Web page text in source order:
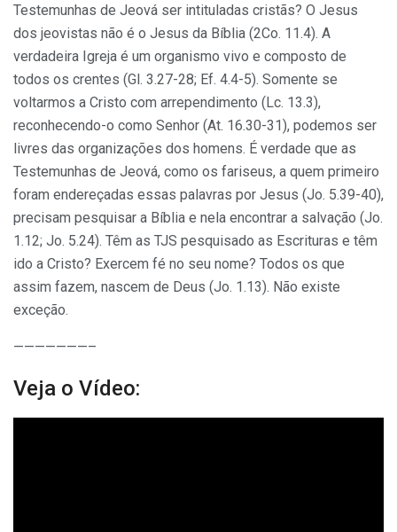
Testemunhas de Jeová ser intituladas cristãs? O Jesus
dos jeovistas não é o Jesus da Bíblia (2Co. 11.4). A
verdadeira Igreja é um organismo vivo e composto de
todos os crentes (Gl. 3.27-28; Ef. 4.4-5). Somente se
voltarmos a Cristo com arrependimento (Lc. 13.3),
reconhecendo-o como Senhor (At. 16.30-31), podemos ser
livres das organizações dos homens. É verdade que as
Testemunhas de Jeová, como os fariseus, a quem primeiro
foram endereçadas essas palavras por Jesus (Jo. 5.39-40),
precisam pesquisar a Bíblia e nela encontrar a salvação (Jo.
1.12; Jo. 5.24). Têm as TJS pesquisado as Escrituras e têm
ido a Cristo? Exercem fé no seu nome? Todos os que
assim fazem, nascem de Deus (Jo. 1.13). Não existe
exceção.
———————–
Veja o Vídeo: